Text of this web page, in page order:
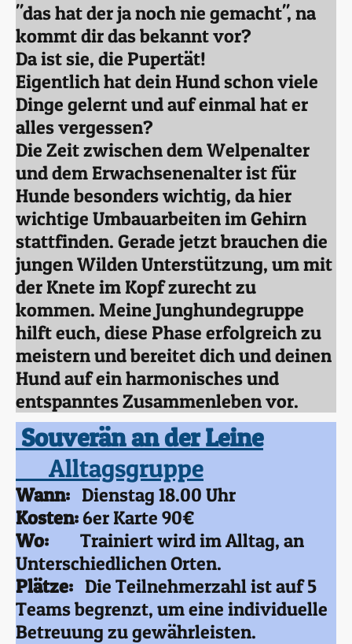
"das hat der ja noch nie gemacht", na
kommt dir das bekannt vor?
Da ist sie, die Pupertät!
Eigentlich hat dein Hund schon viele
Dinge gelernt und auf einmal hat er
alles vergessen?
Die Zeit zwischen dem Welpenalter
und dem Erwachsenenalter ist für
Hunde besonders wichtig, da hier
wichtige Umbauarbeiten im Gehirn
stattfinden. Gerade jetzt brauchen die
jungen Wilden Unterstützung, um mit
der Knete im Kopf zurecht zu
kommen. Meine Junghundegruppe
hilft euch, diese Phase erfolgreich zu
meistern und bereitet dich und deinen
Hund auf ein harmonisches und
entspanntes Zusammenleben vor.
Souverän an der Leine
Alltagsgruppe
Wann: Dienstag 18.00 Uhr
Kosten:6er Karte 90€
Wo:
Trainiert wird im Alltag, an
Unterschiedlichen Orten.
Plätze: Die Teilnehmerzahl ist auf 5
Teams begrenzt, um eine individuelle
Betreuung zu gewährleisten.